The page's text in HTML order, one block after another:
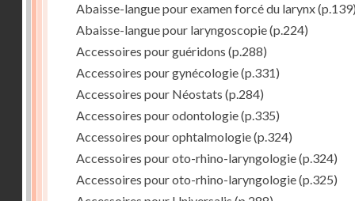
Abaisse-langue pour examen forcé du larynx
Abaisse-langue pour laryngoscopie(p.224)
Accessoires pour guéridons (p.288)
Accessoires pour gynécologie(p.331)
Accessoires pour Néostats (p.284)
Accessoires pour odontologie(p.335)
Accessoires pour ophtalmologie(p.324)
Accessoires pour oto-rhino-laryngologie(p.324)
Accessoires pour oto-rhino-laryngologie(p.325)